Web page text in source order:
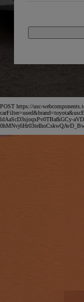
POST https://usc-
ldAaScD3sjoqxPv0TBafkGCy-